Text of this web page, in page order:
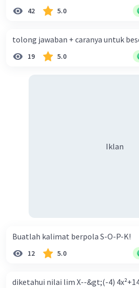
42 5.0
tolong jawaban + caranya untuk
19 5.0
Iklan
Buatlah kalimat berpola S-O-P-K!
12 5.0
diketahui nilai lim X--&gt;(-4)